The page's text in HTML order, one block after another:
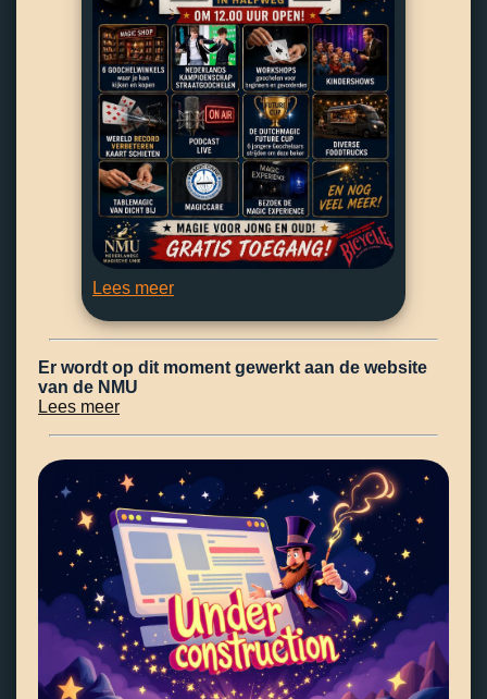
Lees meer
Er wordt op dit moment gewerkt aan de website
van de NMU
Lees meer